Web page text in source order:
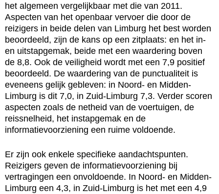
het algemeen vergelijkbaar met die van 2011.
Aspecten van het openbaar vervoer die door de
reizigers in beide delen van Limburg het best worden
beoordeeld, zijn de kans op een zitplaats: en het in-
en uitstapgemak, beide met een waardering boven
de 8,8. Ook de veiligheid wordt met een 7,9 positief
beoordeeld. De waardering van de punctualiteit is
eveneens gelijk gebleven: in Noord- en Midden-
Limburg is dit 7,0, in Zuid-Limburg 7,3. Verder scoren
aspecten zoals de netheid van de voertuigen, de
reissnelheid, het instapgemak en de
informatievoorziening een ruime voldoende.
Er zijn ook enkele specifieke aandachtspunten.
Reizigers geven de informatievoorziening bij
vertragingen een onvoldoende. In Noord- en Midden-
Limburg een 4,3, in Zuid-Limburg is het met een 4,9